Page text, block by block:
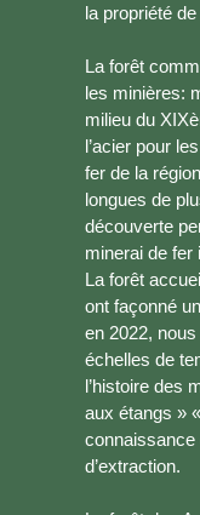
la propriété
La forêt
les minières:
milieu du
l’acier pour
fer de la
longues de
découverte
minerai de fer
La forêt
ont façonné
en 2022,
échelles de
l’histoire des
aux étangs »
connaissance
d’extraction.